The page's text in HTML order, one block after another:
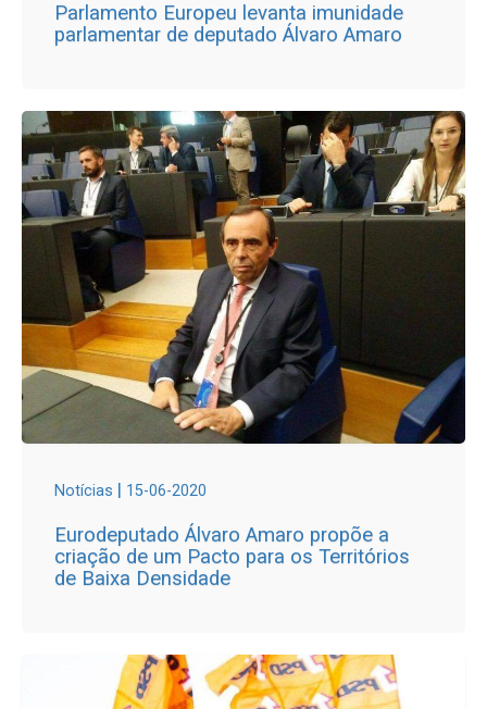
Parlamento Europeu levanta imunidade
parlamentar de deputado Álvaro Amaro
Notícias | 15-06-2020
Eurodeputado Álvaro Amaro propõe a
criação de um Pacto para os Territórios
de Baixa Densidade